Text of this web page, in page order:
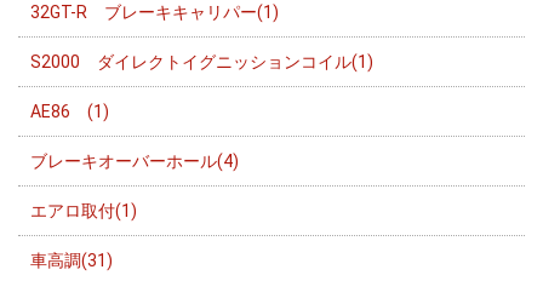
32GT-R ブレーキキャリパー(1)
S2000 ダイレクトイグニッションコイル(1)
AE86 (1)
ブレーキオーバーホール(4)
エアロ取付(1)
車高調(31)